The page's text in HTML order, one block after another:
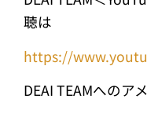
聴は
https://
DEAI TEAMへのア